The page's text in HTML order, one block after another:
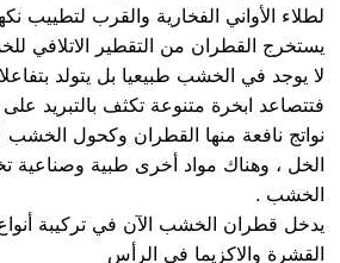
لطلاء الأواني الفخارية والقرب لتطييب
يستخرج القطران من التقطير الاتلافي
لا يوجد في الخشب طبيعيا بل يتولد
فتتصاعد ابخرة متنوعة تكثف بالتبريد
نواتج نافعة منها القطران وكحول
الخل ، وهناك مواد أخرى طبية وصناعية
الخشب .
يدخل قطران الخشب الآن في تركيبة
القشرة والاكزيما في الرأس